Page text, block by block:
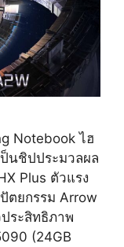
Notebook ไฮ
นชิปประมวลผล
Plus ตัวแรง
ตยกรรม Arrow
ระสิทธิภาพ
(24GB